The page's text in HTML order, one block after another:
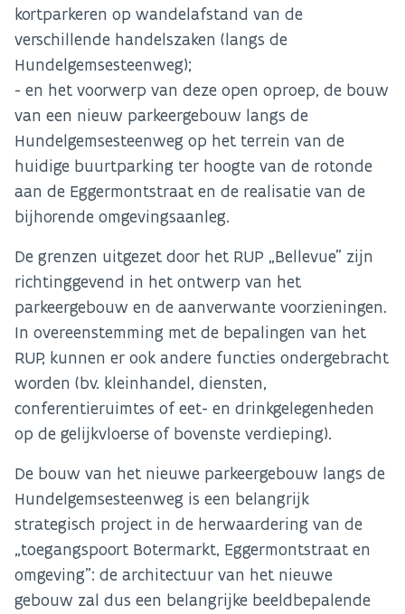
kortparkeren op wandelafstand van de
verschillende handelszaken (langs de
Hundelgemsesteenweg);
- en het voorwerp van deze open oproep, de bouw
van een nieuw parkeergebouw langs de
Hundelgemsesteenweg op het terrein van de
huidige buurtparking ter hoogte van de rotonde
aan de Eggermontstraat en de realisatie van de
bijhorende omgevingsaanleg.
De grenzen uitgezet door het RUP „Bellevue” zijn
richtinggevend in het ontwerp van het
parkeergebouw en de aanverwante voorzieningen.
In overeenstemming met de bepalingen van het
RUP, kunnen er ook andere functies ondergebracht
worden (bv. kleinhandel, diensten,
conferentieruimtes of eet- en drinkgelegenheden
op de gelijkvloerse of bovenste verdieping).
De bouw van het nieuwe parkeergebouw langs de
Hundelgemsesteenweg is een belangrijk
strategisch project in de herwaardering van de
„toegangspoort Botermarkt, Eggermontstraat en
omgeving”: de architectuur van het nieuwe
gebouw zal dus een belangrijke beeldbepalende